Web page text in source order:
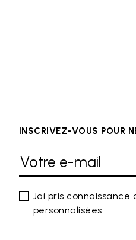
INSCRIVEZ-VOUS POUR
Jai pris connaissance
personnalisées